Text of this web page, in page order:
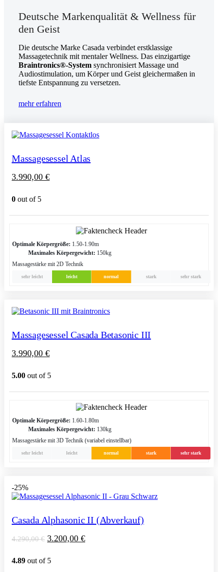
Deutsche Markenqualität & Wellness für
den Geist
Die deutsche Marke Casada verbindet erstklassige
Massagetechnik mit mentaler Wellness. Das einzigartige
Braintronics®-System synchronisiert Massage und
Audiostimulation, um Körper und Geist gleichermaßen in
tiefste Entspannung zu versetzen.
mehr erfahren
Massagesessel Atlas
3.990,00 €
0 out of 5
Optimale Körpergröße: 1.50-1.90m
Maximales Körpergewicht: 150kg
Massagestärke mit 2D Technik
sehr leicht leicht normal stark sehr stark
Massagesessel Casada Betasonic III
3.990,00 €
5.00 out of 5
Optimale Körpergröße: 1.60-1.80m
Maximales Körpergewicht: 130kg
Massagestärke mit 3D Technik (variabel einstellbar)
sehr leicht leicht normal stark sehr stark
-25%
Casada Alphasonic II (Abverkauf)
4.290,00€ 3.200,00 €
4.89 out of 5